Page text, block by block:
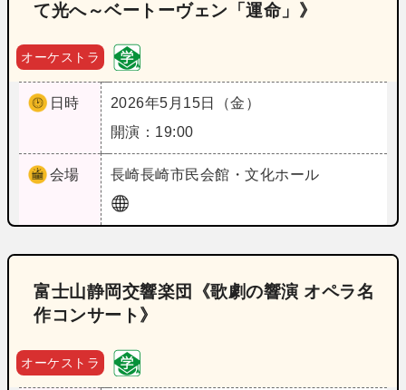
て光へ～ベートーヴェン「運命」》
オーケストラ
日時
2026年5月15日（金）
開演：19:00
会場 長崎長崎市民会館・文化ホール
富士山静岡交響楽団《歌劇の響演 オペラ名
作コンサート》
オーケストラ